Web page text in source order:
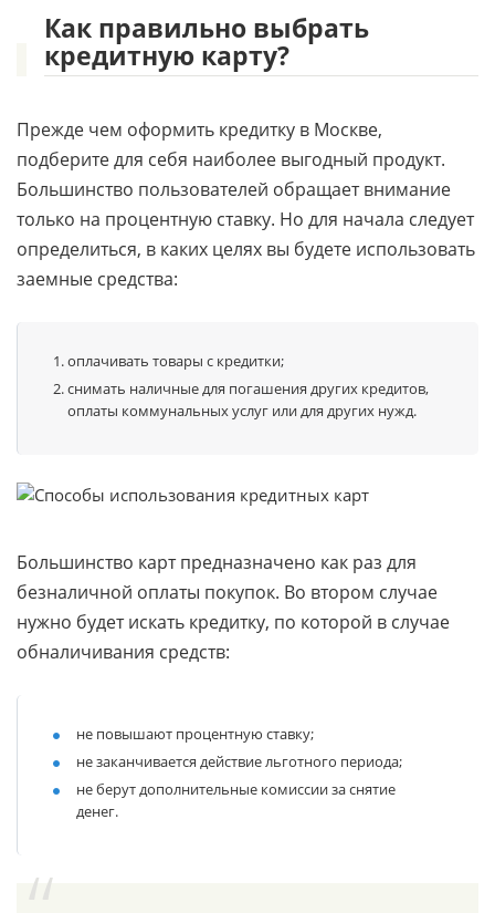
Как правильно выбрать
кредитную карту?
Прежде чем оформить кредитку в Москве,
подберите для себя наиболее выгодный продукт.
Большинство пользователей обращает внимание
только на процентную ставку. Но для начала следует
определиться, в каких целях вы будете использовать
заемные средства:
оплачивать товары с кредитки;
снимать наличные для погашения других кредитов,
оплаты коммунальных услуг или для других нужд.
Большинство карт предназначено как раз для
безналичной оплаты покупок. Во втором случае
нужно будет искать кредитку, по которой в случае
обналичивания средств:
не повышают процентную ставку;
не заканчивается действие льготного периода;
не берут дополнительные комиссии за снятие
денег.